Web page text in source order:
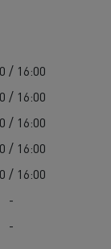
/ 16:00
/ 16:00
/ 16:00
/ 16:00
/ 16:00
-
-